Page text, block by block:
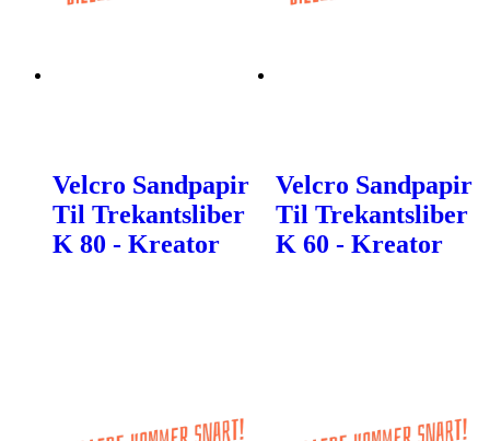
Velcro Sandpapir
Til Trekantsliber
K 80 - Kreator
Velcro Sandpapir
Til Trekantsliber
K 60 - Kreator